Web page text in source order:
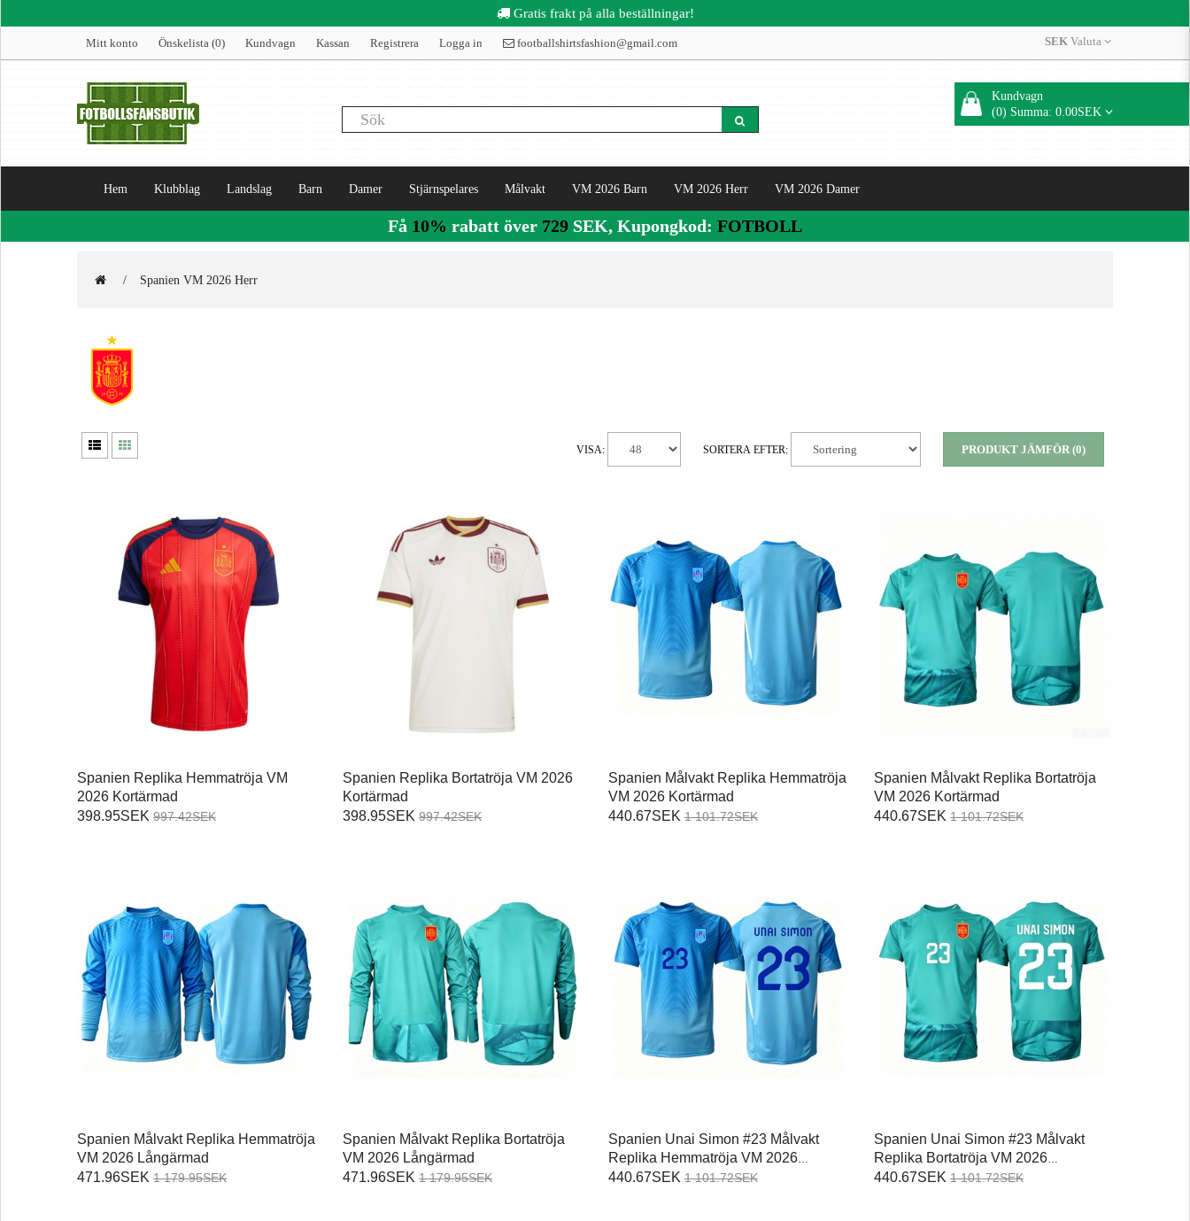
Gratis frakt på alla beställningar!
Mitt konto Önskelista (0) Kundvagn Kassan Registrera Logga in footballshirtsfashion@gmail.com SEK Valuta
Kundvagn
(0) Summa: 0.00SEK
Hem Klubblag Landslag Barn Damer Stjärnspelares Målvakt VM 2026 Barn VM 2026 Herr VM 2026 Damer
Få 10% rabatt över 729 SEK, Kupongkod: FOTBOLL
Spanien VM 2026 Herr
PRODUKT JÄMFÖR (0)
SORTERA EFTER:
VISA:
Spanien Replika Hemmatröja VM
2026 Kortärmad
398.95SEK 997.42SEK
Spanien Replika Bortatröja VM 2026
Kortärmad
398.95SEK 997.42SEK
Spanien Målvakt Replika Hemmatröja
VM 2026 Kortärmad
440.67SEK 1 101.72SEK
Spanien Målvakt Replika Bortatröja
VM 2026 Kortärmad
440.67SEK 1 101.72SEK
Spanien Målvakt Replika Hemmatröja
VM 2026 Långärmad
471.96SEK 1 179.95SEK
Spanien Målvakt Replika Bortatröja
VM 2026 Långärmad
471.96SEK 1 179.95SEK
Spanien Unai Simon #23 Målvakt
Replika Hemmatröja VM 2026
Kortärmad
440.67SEK 1 101.72SEK
Spanien Unai Simon #23 Målvakt
Replika Bortatröja VM 2026
Kortärmad
440.67SEK 1 101.72SEK